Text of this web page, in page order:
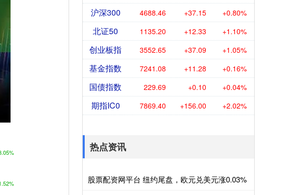
沪深300 4688.46 +37.15 +0.80%
北证50 1135.20 +12.33 +1.10%
创业板指 3552.65 +37.09 +1.05%
基金指数 7241.08 +11.28 +0.16%
国债指数 229.69 +0.10 +0.04%
期指IC0 7869.40 +156.00 +2.02%
热点资讯
股票配资网平台 纽约尾盘，欧元兑美元涨0.03%